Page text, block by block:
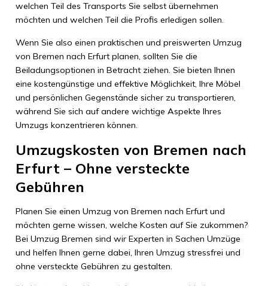
welchen Teil des Transports Sie selbst übernehmen
möchten und welchen Teil die Profis erledigen sollen.
Wenn Sie also einen praktischen und preiswerten Umzug
von Bremen nach Erfurt planen, sollten Sie die
Beiladungsoptionen in Betracht ziehen. Sie bieten Ihnen
eine kostengünstige und effektive Möglichkeit, Ihre Möbel
und persönlichen Gegenstände sicher zu transportieren,
während Sie sich auf andere wichtige Aspekte Ihres
Umzugs konzentrieren können.
Umzugskosten von Bremen nach
Erfurt – Ohne versteckte
Gebühren
Planen Sie einen Umzug von Bremen nach Erfurt und
möchten gerne wissen, welche Kosten auf Sie zukommen?
Bei Umzug Bremen sind wir Experten in Sachen Umzüge
und helfen Ihnen gerne dabei, Ihren Umzug stressfrei und
ohne versteckte Gebühren zu gestalten.